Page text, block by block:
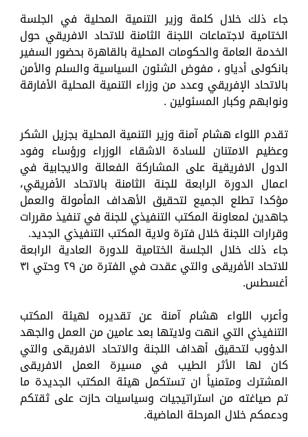
جاء ذلك خلال كلمة وزير التنمية المحلية في الجلسة
الختامية لاجتماعات اللجنة الثامنة للاتحاد الافريقي حول
الخدمة العامة والحكومات المحلية بالقاهرة بحضور السفير
بانكولى أدياو ، مفوض الشئون السياسية والسلم والأمن
بالاتحاد الإفريقي وعدد من وزراء التنمية المحلية الأفارقة
ونوابهم وكبار المسئولين .
تقدم اللواء هشام آمنة وزير التنمية المحلية بجزيل الشكر
وعظيم الامتنان للسادة الاشقاء الوزراء ورؤساء وفود
الدول الافريقية على المشاركة الفعالة والايجابية في
اعمال الدورة الرابعة للجنة الثامنة بالاتحاد الأفريقي،
مؤكدا تطلع الجميع لتحقيق الأهداف المأمولة والعمل
جاهدين لمعاونة المكتب التنفيذي للجنة في تنفيذ مقررات
وقرارات اللجنة خلال فترة ولاية المكتب التنفيذي الجديد.
جاء ذلك خلال الجلسة الختامية للدورة العادية الرابعة
للاتحاد الأفريقى والتي عقدت في الفترة من ٢٩ وحتي ٣١
أغسطس.
وأعرب اللواء هشام آمنة عن تقديره لهيئة المكتب
التنفيذي التي انهت ولايتها بعد عامين من العمل والجهد
الدؤوب لتحقيق أهداف اللجنة والاتحاد الافريقى والتي
كان لها الأثر الطيب في مسيرة العمل الافريقى
المشترك ومتمنياً ان تستكمل هيئة المكتب الجديدة ما
تم صياغته من استراتيجيات وسياسيات حازت على ثقتكم
ودعمكم خلال المرحلة الماضية.